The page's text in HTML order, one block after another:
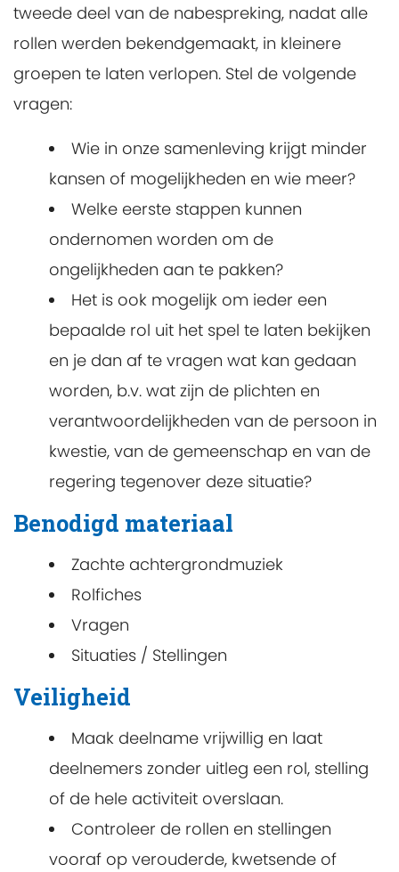
tweede deel van de nabespreking, nadat alle
rollen werden bekendgemaakt, in kleinere
groepen te laten verlopen. Stel de volgende
vragen:
Wie in onze samenleving krijgt minder
kansen of mogelijkheden en wie meer?
Welke eerste stappen kunnen
ondernomen worden om de
ongelijkheden aan te pakken?
Het is ook mogelijk om ieder een
bepaalde rol uit het spel te laten bekijken
en je dan af te vragen wat kan gedaan
worden, b.v. wat zijn de plichten en
verantwoordelijkheden van de persoon in
kwestie, van de gemeenschap en van de
regering tegenover deze situatie?
Benodigd materiaal
Zachte achtergrondmuziek
Rolfiches
Vragen
Situaties / Stellingen
Veiligheid
Maak deelname vrijwillig en laat
deelnemers zonder uitleg een rol, stelling
of de hele activiteit overslaan.
Controleer de rollen en stellingen
vooraf op verouderde, kwetsende of